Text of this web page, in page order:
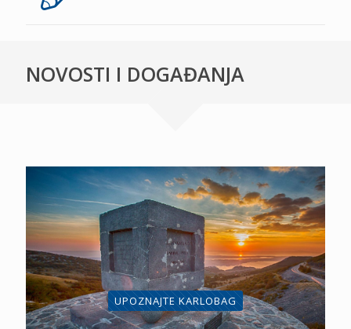
NOVOSTI I DOGAĐANJA
UPOZNAJTE KARLOBAG